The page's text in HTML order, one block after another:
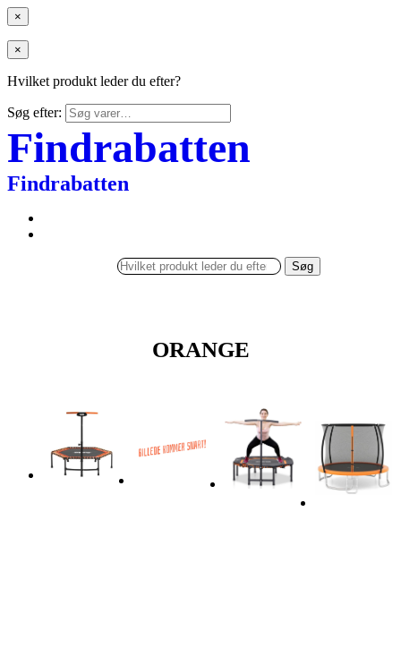
×
×
Hvilket produkt leder du efter?
Søg efter:
Findrabatten
Findrabatten
Søg
ORANGE